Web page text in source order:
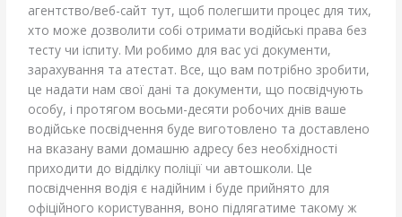
агентство/веб-сайт тут, щоб полегшити процес для тих,
хто може дозволити собі отримати водійські права без
тесту чи іспиту. Ми робимо для вас усі документи,
зарахування та атестат. Все, що вам потрібно зробити,
це надати нам свої дані та документи, що посвідчують
особу, і протягом восьми-десяти робочих днів ваше
водійське посвідчення буде виготовлено та доставлено
на вказану вами домашню адресу без необхідності
приходити до відділку поліції чи автошколи. Це
посвідчення водія є надійним і буде прийнято для
офіційного користування, воно підлягатиме такому ж